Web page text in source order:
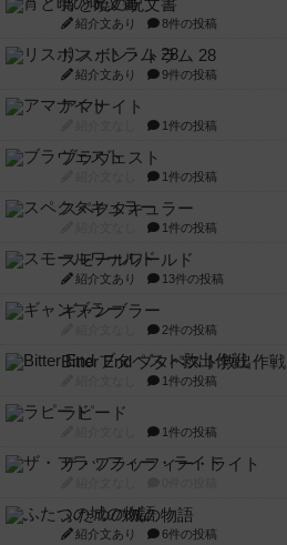
宵と暁の呪文書
紹介文あり 8件の投稿
リスボン・トラム 28
紹介文あり 9件の投稿
アマナイト
1件の投稿
ブラヴェスト
1件の投稿
スペクタキュラー
1件の投稿
スモールワールド
紹介文あり 13件の投稿
ギャンブラー
2件の投稿
Bitter End ブタペスト救出作戦
1件の投稿
ラピード
1件の投稿
ザ・フラッフィー・ライト
ふたつの城の物語
紹介文あり 6件の投稿